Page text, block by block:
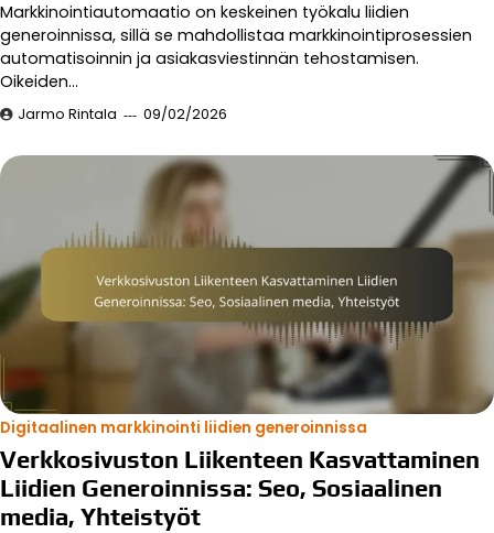
Markkinointiautomaatio on keskeinen työkalu liidien
generoinnissa, sillä se mahdollistaa markkinointiprosessien
automatisoinnin ja asiakasviestinnän tehostamisen.
Oikeiden…
Jarmo Rintala 09/02/2026
Digitaalinen markkinointi liidien generoinnissa
Verkkosivuston Liikenteen Kasvattaminen
Liidien Generoinnissa: Seo, Sosiaalinen
media, Yhteistyöt